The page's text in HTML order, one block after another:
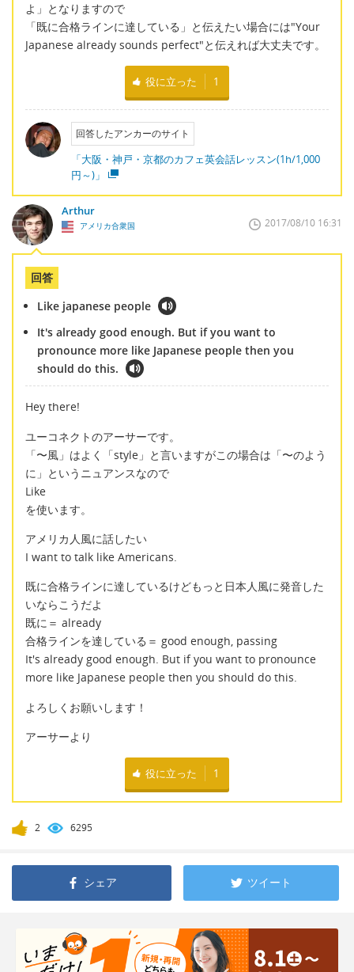
よ」となりますので
「既に合格ラインに達している」と伝えたい場合には"Your
Japanese already sounds perfect"と伝えれば大丈夫です。
役に立った 1
回答したアンカーのサイト
「大阪・神戸・京都のカフェ英会話レッスン(1h/1,000
円～)」
Arthur
アメリカ合衆国 2017/08/10 16:31
回答
Like japanese people
It's already good enough. But if you want to
pronounce more like Japanese people then you
should do this.
Hey there!
ユーコネクトのアーサーです。
「〜風」はよく「style」と言いますがこの場合は「〜のよう
に」というニュアンスなので
Like
を使います。
アメリカ人風に話したい
I want to talk like Americans.
既に合格ラインに達しているけどもっと日本人風に発音した
いならこうだよ
既に＝ already
合格ラインを達している＝ good enough, passing
It's already good enough. But if you want to pronounce
more like Japanese people then you should do this.
よろしくお願いします！
アーサーより
役に立った 1
2 6295
シェア ツイート